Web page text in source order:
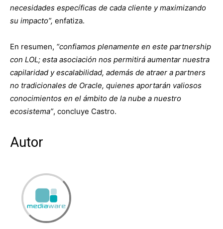
necesidades específicas de cada cliente y maximizando
su impacto”, enfatiza.
En resumen, “confiamos plenamente en este partnership
con LOL; esta asociación nos permitirá aumentar nuestra
capilaridad y escalabilidad, además de atraer a partners
no tradicionales de Oracle, quienes aportarán valiosos
conocimientos en el ámbito de la nube a nuestro
ecosistema”, concluye Castro.
Autor